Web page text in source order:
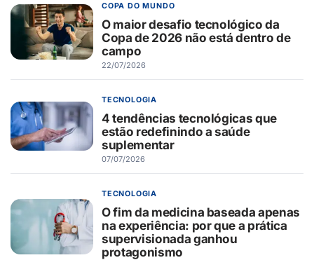
COPA DO MUNDO
O maior desafio tecnológico da
Copa de 2026 não está dentro de
campo
22/07/2026
TECNOLOGIA
4 tendências tecnológicas que
estão redefinindo a saúde
suplementar
07/07/2026
TECNOLOGIA
O fim da medicina baseada apenas
na experiência: por que a prática
supervisionada ganhou
protagonismo